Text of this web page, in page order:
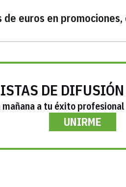
euros en
DE
a tu éxito
UNIRME